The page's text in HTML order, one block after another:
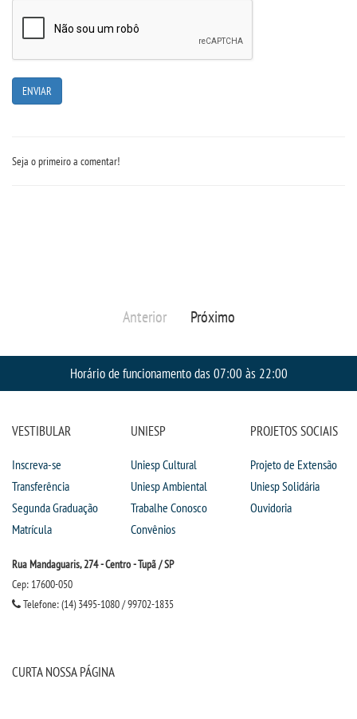
Seja o primeiro a comentar!
Anterior Próximo
Horário de funcionamento das 07:00 às 22:00
VESTIBULAR
Inscreva-se
Transferência
Segunda Graduação
Matrícula
UNIESP
Uniesp Cultural
Uniesp Ambiental
Trabalhe Conosco
Convênios
PROJETOS SOCIAIS
Projeto de Extensão
Uniesp Solidária
Ouvidoria
Rua Mandaguaris, 274 - Centro - Tupã / SP
Cep: 17600-050
Telefone: (14) 3495-1080 / 99702-1835
CURTA NOSSA PÁGINA